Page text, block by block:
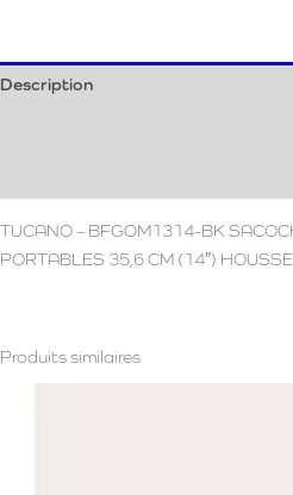
Description
TUCANO – BFGOM1314-BK
PORTABLES 35,6 CM (14″)
Produits similaires